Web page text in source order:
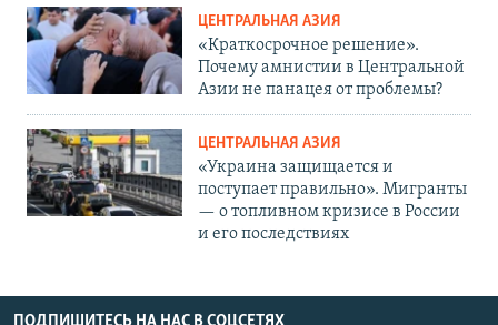
ЦЕНТРАЛЬНАЯ АЗИЯ
«Краткосрочное решение».
Почему амнистии в Центральной
Азии не панацея от проблемы?
ЦЕНТРАЛЬНАЯ АЗИЯ
«Украина защищается и
поступает правильно». Мигранты
— о топливном кризисе в России
и его последствиях